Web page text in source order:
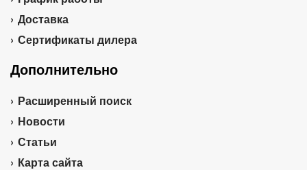
Доставка
Сертификаты дилера
Дополнительно
Расширенный поиск
Новости
Статьи
Карта сайта